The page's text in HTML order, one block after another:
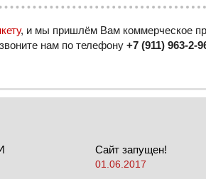
, и мы пришлём Вам коммерческое
нам по телефону +7 (911) 963-2-
Сайт запущен!
01.06.2017